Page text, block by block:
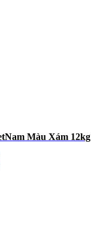
Màu Xám 12kg